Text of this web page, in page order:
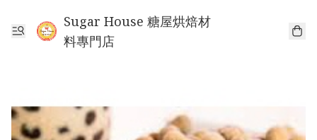
Sugar House 糖屋烘焙材
料專門店